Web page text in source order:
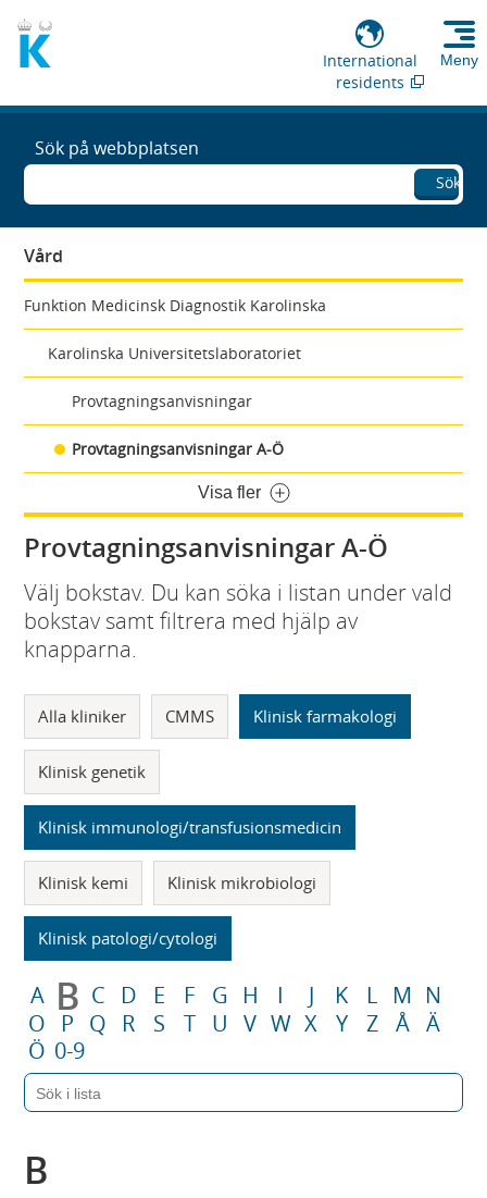
International
residents
Meny
Sök på webbplatsen
Sök
Vård
Funktion Medicinsk Diagnostik Karolinska
Karolinska Universitetslaboratoriet
Provtagningsanvisningar
Provtagningsanvisningar A-Ö
Visa fler
Provtagningsanvisningar A-Ö
Välj bokstav. Du kan söka i listan under vald
bokstav samt filtrera med hjälp av
knapparna.
Alla kliniker CMMS Klinisk farmakologi
Klinisk genetik
Klinisk immunologi/transfusionsmedicin
Klinisk kemi Klinisk mikrobiologi
Klinisk patologi/cytologi
A B C D E F G H I J K L M N
O
P Q R S T U V W X Y Z Å Ä
Ö 0-9
B